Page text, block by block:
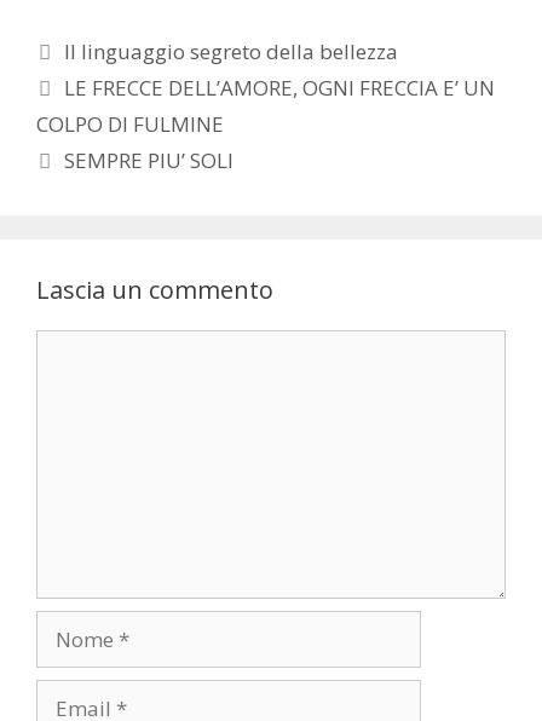
Categorie
Il linguaggio segreto della bellezza
LE FRECCE DELL’AMORE, OGNI FRECCIA E’ UN
COLPO DI FULMINE
SEMPRE PIU’ SOLI
Lascia un commento